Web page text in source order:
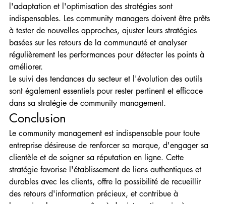
l'adaptation et l'optimisation des stratégies sont
indispensables. Les community managers doivent être prêts
à tester de nouvelles approches, ajuster leurs stratégies
basées sur les retours de la communauté et analyser
régulièrement les performances pour détecter les points à
améliorer.
Le suivi des tendances du secteur et l'évolution des outils
sont également essentiels pour rester pertinent et efficace
dans sa stratégie de community management.
Conclusion
Le community management est indispensable pour toute
entreprise désireuse de renforcer sa marque, d'engager sa
clientèle et de soigner sa réputation en ligne. Cette
stratégie favorise l'établissement de liens authentiques et
durables avec les clients, offre la possibilité de recueillir
des retours d'information précieux, et contribue à